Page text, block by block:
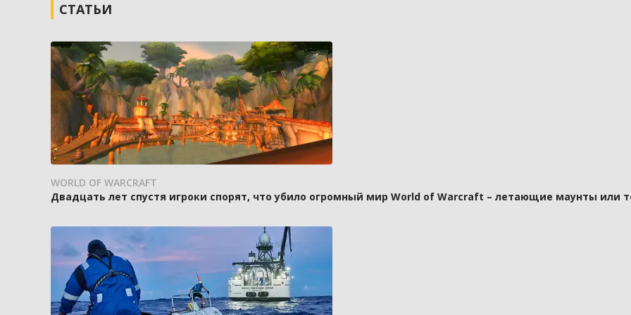
СТАТЬИ
WORLD OF WARCRAFT
Двадцать лет спустя игроки спорят, что убило огромный мир World of Warcraft – летающие маунты или